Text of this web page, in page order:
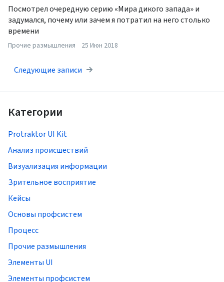
Прочие размышления 25 Июн 2018
Посмотрел очередную серию «Мира дикого запада» и
задумался, почему или зачем я потратил на него столько
времени
Следующие записи
Категории
Protraktor UI Kit
Анализ происшествий
Визуализация информации
Зрительное восприятие
Кейсы
Основы профсистем
Процесс
Прочие размышления
Элементы UI
Элементы профсистем